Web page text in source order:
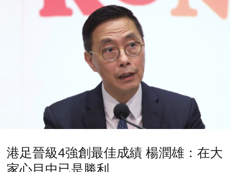
港足晉級4強創最佳成績 楊潤雄：在大
家心目中已是勝利